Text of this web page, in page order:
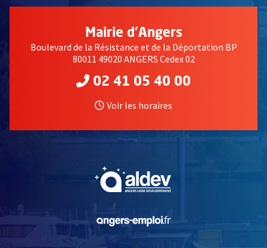
Mairie d'Angers
Boulevard de la Résistance et de la Déportation BP
80011 49020 ANGERS Cedex 02
02 41 05 40 00
Voir les horaires